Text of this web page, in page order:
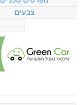
צבעים